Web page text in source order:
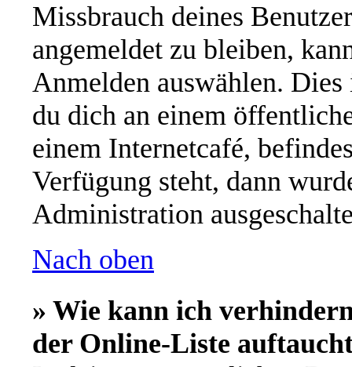
Missbrauch deines
angemeldet zu bleiben,
Anmelden auswählen.
du dich an einem
einem Internetcafé,
Verfügung steht, dann
Administration
Nach oben
» Wie kann ich
der Online-Liste